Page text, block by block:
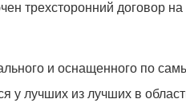
трехсторонний договор
и оснащенного по
у лучших из лучших в